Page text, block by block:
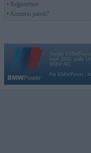
• Reģistrēties
• Aizmirsi paroli?
Vortāls
kopš 2002. gada
BMW AG.
Par BMWPower